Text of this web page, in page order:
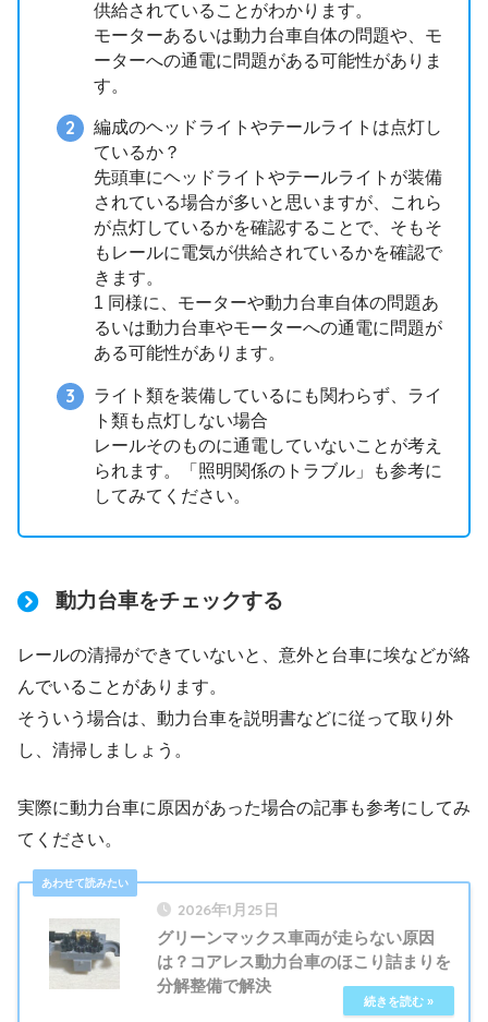
供給されていることがわかります。
モーターあるいは動力台車自体の問題や、モ
ーターへの通電に問題がある可能性がありま
す。
編成のヘッドライトやテールライトは点灯し
ているか？
先頭車にヘッドライトやテールライトが装備
されている場合が多いと思いますが、これら
が点灯しているかを確認することで、そもそ
もレールに電気が供給されているかを確認で
きます。
1 同様に、モーターや動力台車自体の問題あ
るいは動力台車やモーターへの通電に問題が
ある可能性があります。
ライト類を装備しているにも関わらず、ライ
ト類も点灯しない場合
レールそのものに通電していないことが考え
られます。「照明関係のトラブル」も参考に
してみてください。
動力台車をチェックする
レールの清掃ができていないと、意外と台車に埃などが絡
んでいることがあります。
そういう場合は、動力台車を説明書などに従って取り外
し、清掃しましょう。
実際に動力台車に原因があった場合の記事も参考にしてみ
てください。
2026年1月25日
グリーンマックス車両が走らない原因
は？コアレス動力台車のほこり詰まりを
分解整備で解決